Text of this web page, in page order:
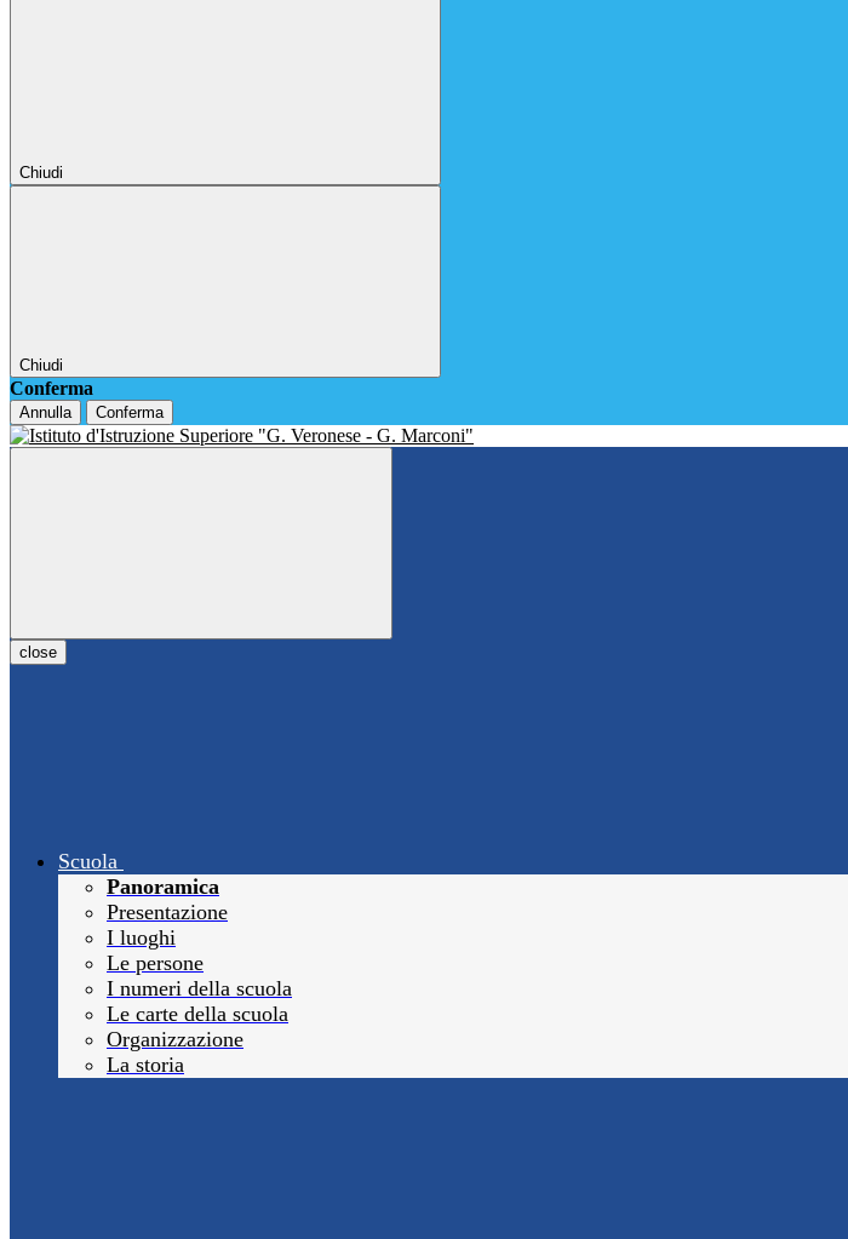
Chiudi
Chiudi
Conferma
Annulla Conferma
close
Scuola
Panoramica
Presentazione
I luoghi
Le persone
I numeri della scuola
Le carte della scuola
Organizzazione
La storia